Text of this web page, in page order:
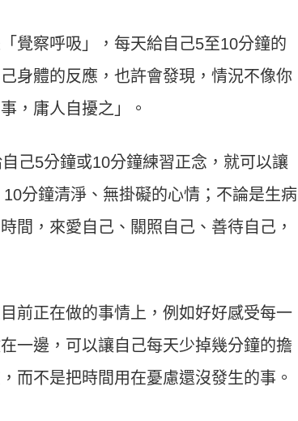
覺察呼吸」，每天給自己5至10分鐘的
身體的反應，也許會發現，情況不像你
，庸人自擾之」。
己5分鐘或10分鐘練習正念，就可以讓
分鐘清淨、無掛礙的心情；不論是生病
間，來愛自己、關照自己、善待自己，
前正在做的事情上，例如好好感受每一
一邊，可以讓自己每天少掉幾分鐘的擔
而不是把時間用在憂慮還沒發生的事。